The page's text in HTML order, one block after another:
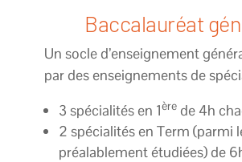
Baccalauréat
Un socle d’enseignement
par des enseignements de
3 spécialités en 1èrede 4h
2 spécialités en Term (parmi
préalablement étudiées) de